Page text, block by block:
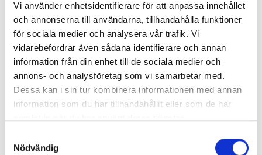
Vi använder enhetsidentifierare för att anpassa innehållet
och annonserna till användarna, tillhandahålla funktioner
för sociala medier och analysera vår trafik. Vi
vidarebefordrar även sådana identifierare och annan
information från din enhet till de sociala medier och
annons- och analysföretag som vi samarbetar med.
Dessa kan i sin tur kombinera informationen med annan
information som du har tillhandahållit eller som de har
Nödvändig
högerpolitisk strategi. I Sverige har det hittills